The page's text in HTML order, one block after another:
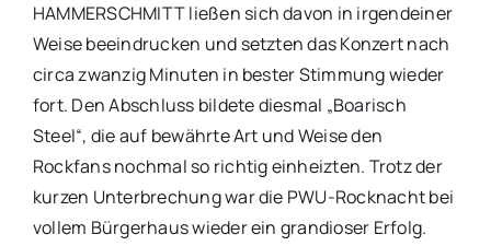
HAMMERSCHMITT ließen sich davon in irgendeiner
Weise beeindrucken und setzten das Konzert nach
circa zwanzig Minuten in bester Stimmung wieder
fort. Den Abschluss bildete diesmal „Boarisch
Steel“, die auf bewährte Art und Weise den
Rockfans nochmal so richtig einheizten. Trotz der
kurzen Unterbrechung war die PWU-Rocknacht bei
vollem Bürgerhaus wieder ein grandioser Erfolg.